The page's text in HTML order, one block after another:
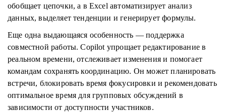
обобщает цепочки, а в Excel автоматизирует анализ
данных, выделяет тенденции и генерирует формулы.
Еще одна выдающаяся особенность — поддержка
совместной работы. Copilot упрощает редактирование в
реальном времени, отслеживает изменения и помогает
командам сохранять координацию. Он может планировать
встречи, блокировать время фокусировки и рекомендовать
оптимальное время для групповых обсуждений в
зависимости от доступности участников.